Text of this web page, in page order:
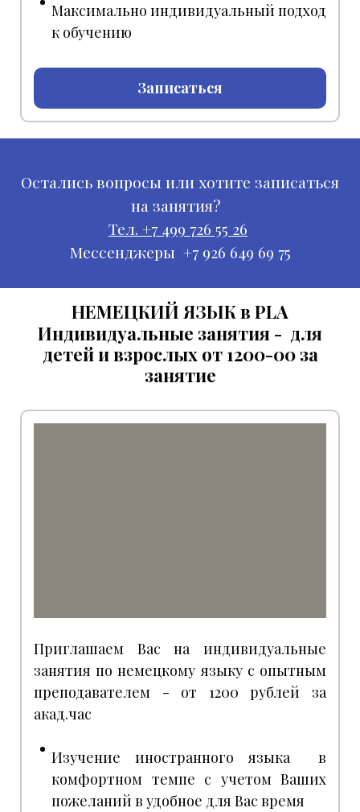
Максимально индивидуальный подход
к обучению
Записаться
Остались вопросы или хотите записаться
на занятия?
Тел. +7 499 726 55 26
Мессенджеры +7 926 649 69 75
НЕМЕЦКИЙ ЯЗЫК в PLA
Индивидуальные занятия - для
детей и взрослых от 1200-00 за
занятие
Приглашаем Вас на индивидуальные
занятия по немецкому языку с опытным
преподавателем - от 1200 рублей за
акад.час
Изучение иностранного языка в
комфортном темпе с учетом Ваших
пожеланий в удобное для Вас время